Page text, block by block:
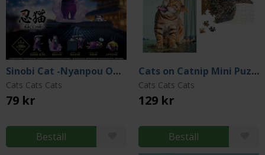
Sinobi Cat -Nyanpou OO no Jutsu- Capsule (Gacha)
Cats Cats Cats
79 kr
Beställ
Cats on Catnip Mini Puzzles (Miniature Gift Kit)
Cats Cats Cats
129 kr
Beställ